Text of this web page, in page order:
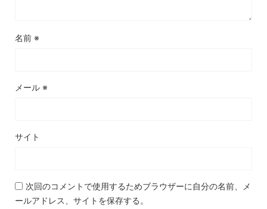
名前 ※
メール ※
サイト
次回のコメントで使用するためブラウザーに自分の名前、メ
ールアドレス、サイトを保存する。